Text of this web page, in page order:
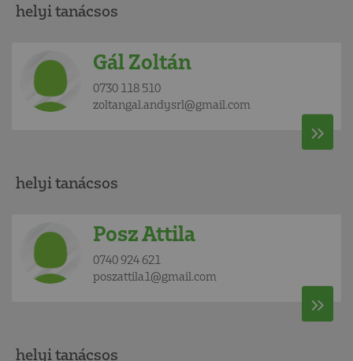
helyi tanácsos
Gál Zoltán
0730 118 510
zoltangal.andysrl@gmail.com
helyi tanácsos
Posz Attila
0740 924 621
poszattila1@gmail.com
helyi tanácsos